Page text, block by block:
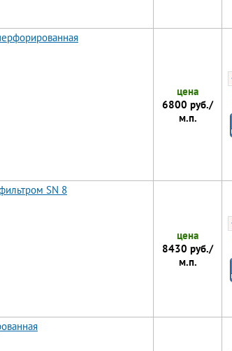
цена
6800 руб./
м.п.
SN 8
цена
8430 руб./
м.п.